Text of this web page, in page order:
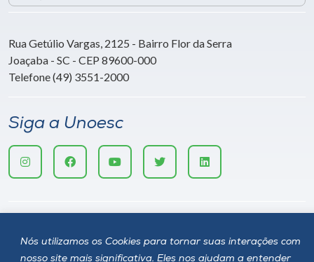
Nós utilizamos os Cookies para tornar suas interações com
nosso site mais significativa. Eles nos ajudam a entender
Rua Getúlio Vargas, 2125 - Bairro Flor da Serra
Joaçaba - SC - CEP 89600-000
Telefone (49) 3551-2000
Siga a Unoesc